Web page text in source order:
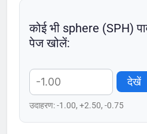
कोई भी sphere (SPH)
पेज खोलें:
देखें
उदाहरण: -1.00, +2.50, -0.75